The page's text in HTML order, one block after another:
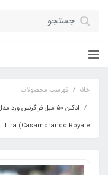
خانه
فهرست محصولات
ادکلن 50 میل فراگرنس
Casamorando Royale) Xerjoff Casamorati Lira